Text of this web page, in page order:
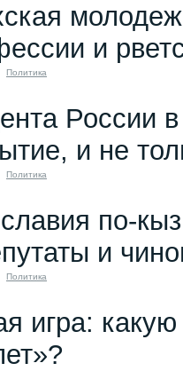
и
Политика
России
и не
Политика
по-
и
Политика
игра: какую